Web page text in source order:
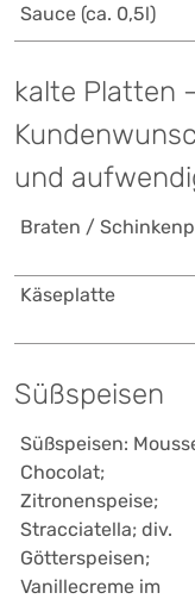
Sauce (ca. 0,5l)
kalte Platten
und
Braten /
Käseplatte
Süßspeisen
Süßspeisen:
Chocolat;
Zitronenspeise;
Stracciatella; div.
Götterspeisen;
Vanillecreme im